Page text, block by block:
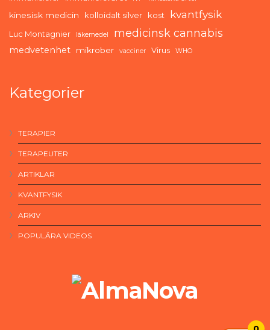
kinesisk medicin kolloidalt silver kost kvantfysik
Luc Montagnier läkemedel medicinsk cannabis
medvetenhet mikrober vacciner Virus WHO
Kategorier
TERAPIER
TERAPEUTER
ARTIKLAR
KVANTFYSIK
ARKIV
POPULÄRA VIDEOS